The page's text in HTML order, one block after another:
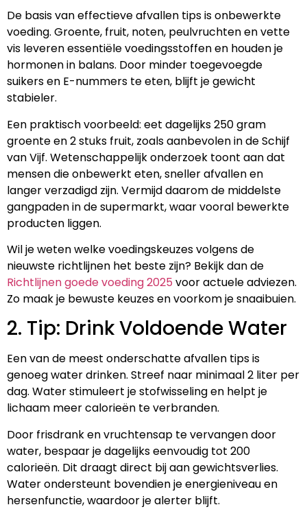
De basis van effectieve afvallen tips is onbewerkte
voeding. Groente, fruit, noten, peulvruchten en vette
vis leveren essentiële voedingsstoffen en houden je
hormonen in balans. Door minder toegevoegde
suikers en E-nummers te eten, blijft je gewicht
stabieler.
Een praktisch voorbeeld: eet dagelijks 250 gram
groente en 2 stuks fruit, zoals aanbevolen in de Schijf
van Vijf. Wetenschappelijk onderzoek toont aan dat
mensen die onbewerkt eten, sneller afvallen en
langer verzadigd zijn. Vermijd daarom de middelste
gangpaden in de supermarkt, waar vooral bewerkte
producten liggen.
Wil je weten welke voedingskeuzes volgens de
nieuwste richtlijnen het beste zijn? Bekijk dan de
Richtlijnen goede voeding 2025 voor actuele adviezen.
Zo maak je bewuste keuzes en voorkom je snaaibuien.
2. Tip: Drink Voldoende Water
Een van de meest onderschatte afvallen tips is
genoeg water drinken. Streef naar minimaal 2 liter per
dag. Water stimuleert je stofwisseling en helpt je
lichaam meer calorieën te verbranden.
Door frisdrank en vruchtensap te vervangen door
water, bespaar je dagelijks eenvoudig tot 200
calorieën. Dit draagt direct bij aan gewichtsverlies.
Water ondersteunt bovendien je energieniveau en
hersenfunctie, waardoor je alerter blijft.